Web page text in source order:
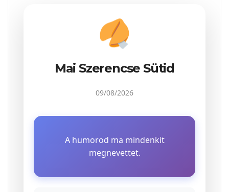
Mai Szerencse Sütid
09/08/2026
A humorod ma mindenkit
megnevettet.